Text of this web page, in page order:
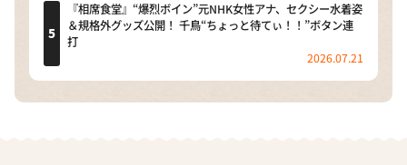
『相席食堂』“爆烈ボイン”元NHK女性アナ、セクシー水着姿
＆規格外グッズ公開！ 千鳥“ちょっと待てぃ！！”ボタン連
打
2026.07.21